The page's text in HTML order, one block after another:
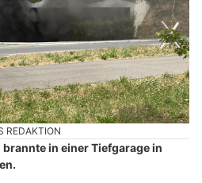
REDAKTION
in einer Tiefgarage in